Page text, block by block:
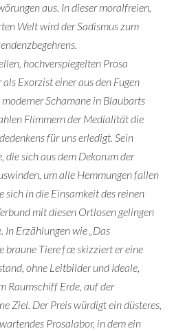
aus. In dieser moralfreien,
Welt wird der Sadismus zum
hochverspiegelten Prosa
Exorzist einer aus den Fugen
Schamane in Blaubarts
Flimmern der Medialität die
für uns erledigt. Sein
die sich aus dem Dekorum der
um alle Hemmungen fallen
sich in die Einsamkeit des reinen
mit diesen Ortlosen gelingen
In Erzählungen wie „Das
braune Tiere†œ skizziert er eine
ohne Leitbilder und Ideale,
Raumschiff Erde, auf der
Ziel. Der Preis würdigt ein düsteres,
Prosalabor, in dem ein